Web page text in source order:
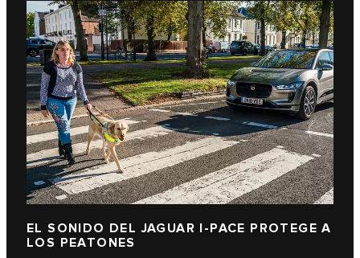
EL SONIDO DEL JAGUAR I-PACE PROTEGE A
LOS PEATONES